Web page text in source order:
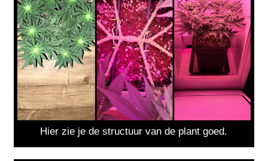
Hier zie je de structuur van de plant goed.